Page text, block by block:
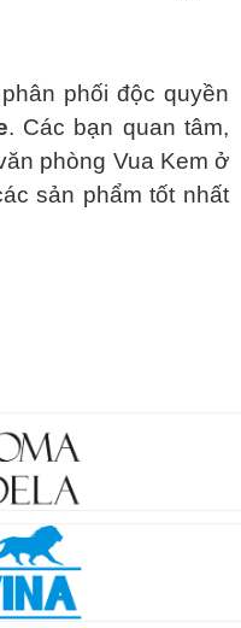
phối độc quyền
. Các bạn quan tâm,
phòng Vua Kem ở
sản phẩm tốt nhất